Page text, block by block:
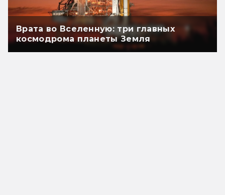
Врата во Вселенную: три главных
космодрома планеты Земля